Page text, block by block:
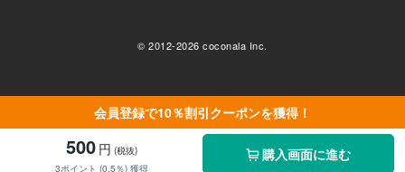
会員登録で10％割引クーポンを獲得！
500 円 (税抜)
3ポイント (0.5％) 獲得
購入画面に進む